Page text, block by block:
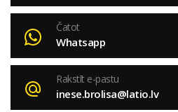
Čatot
Whatsapp
Rakstīt e-pastu
inese.brolisa@latio.lv